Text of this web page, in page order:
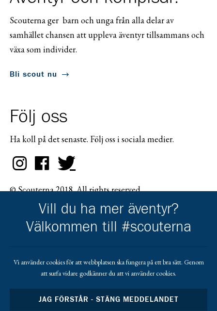
Scouterna ger barn och unga från alla delar av
samhället chansen att uppleva äventyr tillsammans och
växa som individer.
Bli scout nu
Följ oss
Ha koll på det senaste. Följ oss i sociala medier.
© Scouterna 2018. All rights reserved.
Gå till pl_50
Vill du ha mer äventyr?
Välkommen till #scouterna
Vi använder cookies för att webbplatsen ska fungera på ett bra sätt. Genom
att surfa vidare godkänner du att vi använder cookies.
JAG FÖRSTÅR - STÄNG MEDDELANDET